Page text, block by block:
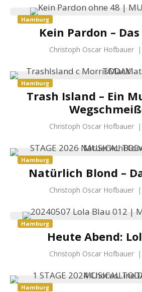
Hamburg
Kein Pardon –
Christoph Oscar Hofbauer |
Hamburg
Trash Island – Ein
Christoph Oscar Hofbauer |
Hamburg
Natürlich Blond –
Christoph Oscar Hofbauer |
Hamburg
Heute Abend:
Christoph Oscar Hofbauer |
Hamburg